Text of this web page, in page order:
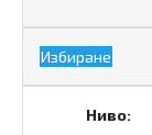
Избиране